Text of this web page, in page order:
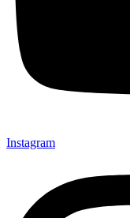
Instagram